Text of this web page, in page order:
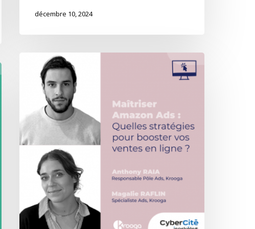
décembre 10, 2024